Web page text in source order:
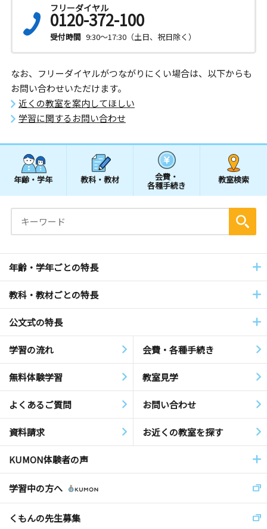
フリーダイヤル
0120-372-100
受付時間 9:30～17:30（土日、祝日除く）
なお、フリーダイヤルがつながりにくい場合は、以下からも
お問い合わせいただけます。
近くの教室を案内してほしい
学習に関するお問い合わせ
年齢・学年 教科・教材 会費・
各種手続き
教室検索
年齢・学年ごとの特長
教科・教材ごとの特長
公文式の特長
学習の流れ 会費・各種手続き
無料体験学習 教室見学
よくあるご質問 お問い合わせ
資料請求 お近くの教室を探す
KUMON体験者の声
学習中の方へ
くもんの先生募集